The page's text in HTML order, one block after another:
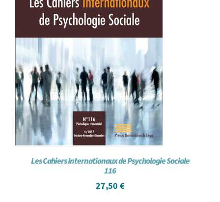
Les Cahiers Internationaux de Psychologie Sociale
116
27,50 €